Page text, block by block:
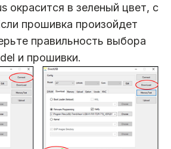
окрасится в зеленый цвет, с
прошивка произойдет
правильность выбора
и прошивки.